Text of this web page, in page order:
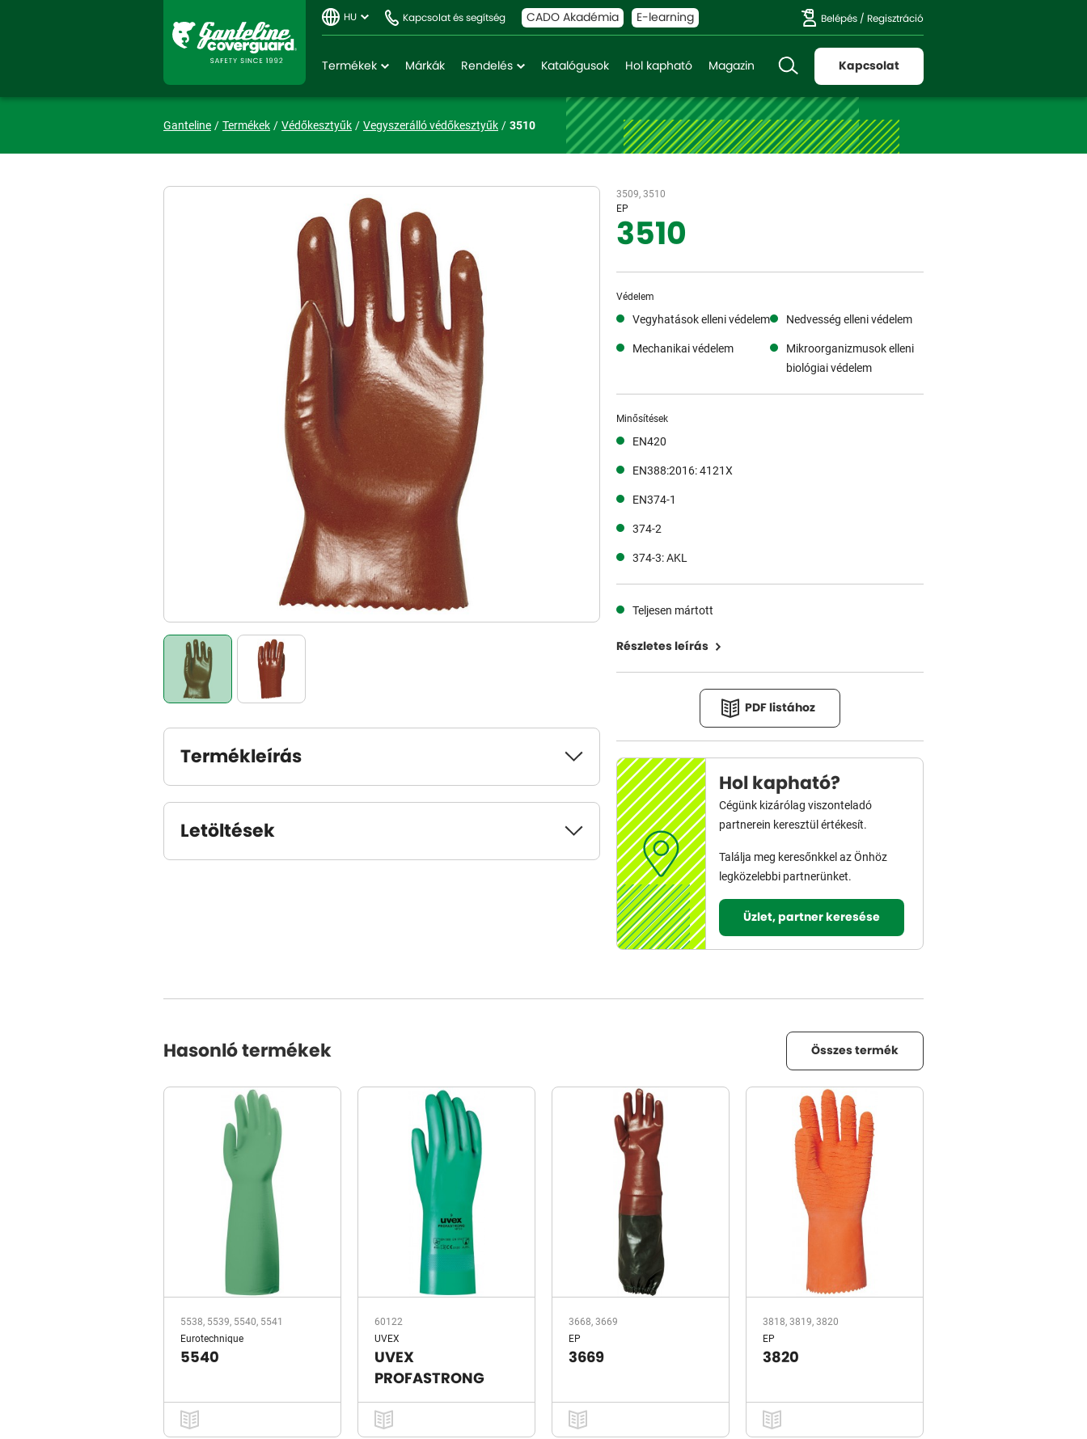
HU Kapcsolat és segítség CADO Akadémia E-learning Belépés / Regisztráció
Termékek Márkák Rendelés Katalógusok Hol kapható Magazin Kapcsolat
Ganteline Termékek Védőkesztyűk Vegyszerálló védőkesztyűk 3510
Termékleírás
Letöltések
3509, 3510
EP
3510
Védelem
Vegyhatások elleni védelem
Nedvesség elleni védelem
Mechanikai védelem
Mikroorganizmusok elleni
biológiai védelem
Minősítések
EN420
EN388:2016: 4121X
EN374-1
374-2
374-3: AKL
Teljesen mártott
Részletes leírás
PDF listához
Hol kapható?
Cégünk kizárólag viszonteladó
partnerein keresztül értékesít.
Találja meg keresőnkkel az Önhöz
legközelebbi partnerünket.
Üzlet, partner keresése
Hasonló termékek Összes termék
5538, 5539, 5540, 5541
Eurotechnique
5540
60122
UVEX
UVEX
PROFASTRONG
3668, 3669
EP
3669
3818, 3819, 3820
EP
3820